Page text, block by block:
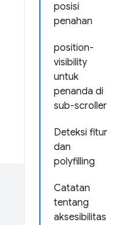
posisi
penahan
position-
visibility
untuk
penanda di
sub-scroller
Deteksi fitur
dan
polyfilling
Catatan
tentang
aksesibilitas